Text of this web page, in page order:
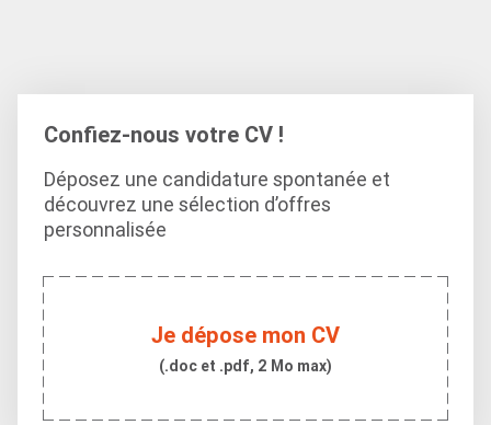
Confiez-nous votre CV !
Déposez une candidature spontanée et
découvrez une sélection d’offres
personnalisée
Je dépose mon CV
(.doc et .pdf, 2 Mo max)